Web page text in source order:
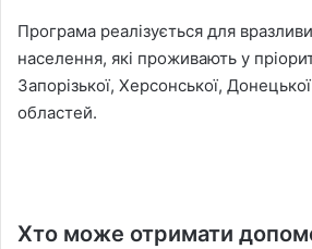
Програма реалізується для
населення, які проживають у
Запорізької, Херсонської,
областей.
Хто може отримати